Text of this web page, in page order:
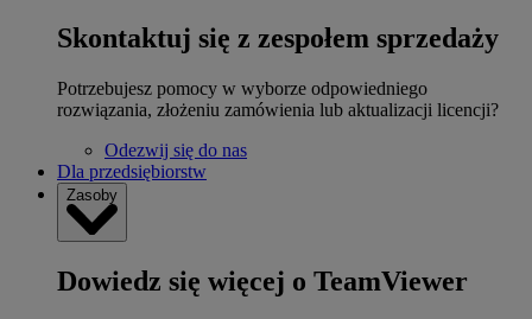
Skontaktuj się z zespołem sprzedaży
Potrzebujesz pomocy w wyborze odpowiedniego
rozwiązania, złożeniu zamówienia lub aktualizacji licencji?
Odezwij się do nas
Dla przedsiębiorstw
Zasoby
Dowiedz się więcej o TeamViewer